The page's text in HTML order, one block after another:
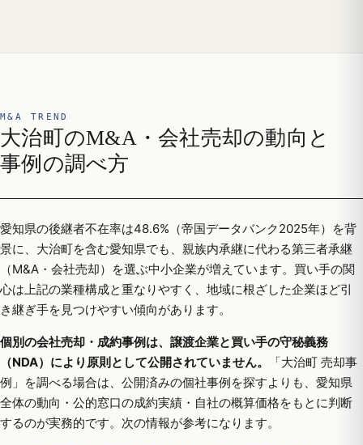
M&A TREND
大治町のM&A・会社売却の動向と
事例の調べ方
愛知県の後継者不在率は48.6%（帝国データバンク2025年）を背
景に、大治町を含む愛知県でも、親族内承継に代わる第三者承継
（M&A・会社売却）を選ぶ中小企業が増えています。買い手の関
心は上記の業種構成と重なりやすく、地域に根ざした企業ほど引
き継ぎ手を見つけやすい傾向があります。
個別の会社売却・成約事例は、譲渡企業と買い手の守秘義務
（NDA）により原則として公開されていません。
「大治町 売却事
例」を調べる場合は、公開済みの個社事例を探すよりも、愛知県
全体の動向・公的窓口の成約実績・自社の概算価格をもとに判断
するのが実務的です。次の情報が参考になります。